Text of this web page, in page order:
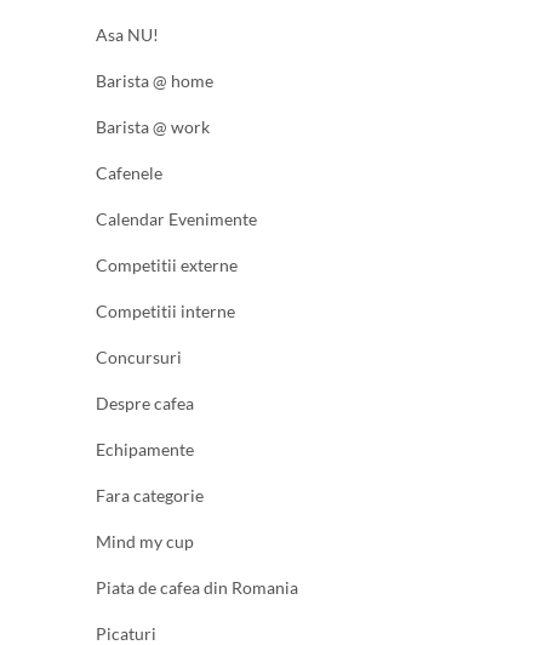
Asa NU!
Barista @ home
Barista @ work
Cafenele
Calendar Evenimente
Competitii externe
Competitii interne
Concursuri
Despre cafea
Echipamente
Fara categorie
Mind my cup
Piata de cafea din Romania
Picaturi